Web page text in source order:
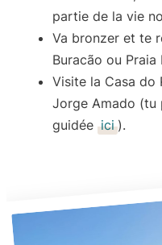
partie de la vie
Va bronzer et te
Buracão ou Praia
Visite la Casa do
Jorge Amado (tu
guidée ici ).